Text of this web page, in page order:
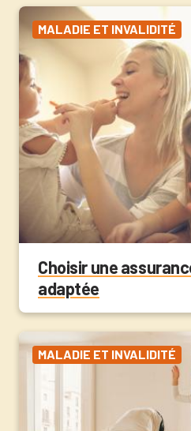
MALADIE ET INVALIDITÉ
Choisir une
adaptée
MALADIE ET INVALIDITÉ